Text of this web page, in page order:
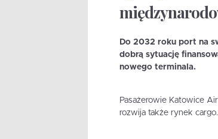
Do 2032 roku port na
dobrą sytuację
nowego terminala.
Pasażerowie Katowice
rozwija także rynek cargo.